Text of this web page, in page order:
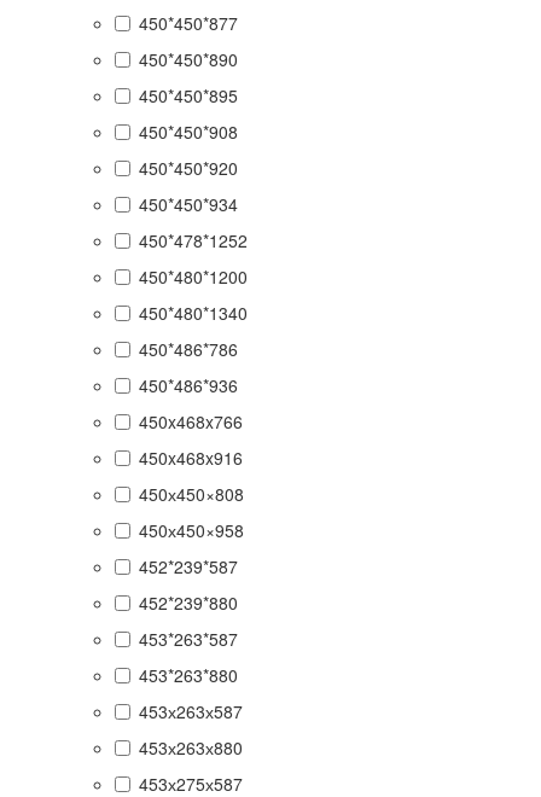
450*450*877
450*450*890
450*450*895
450*450*908
450*450*920
450*450*934
450*478*1252
450*480*1200
450*480*1340
450*486*786
450*486*936
450x468x766
450x468x916
450х450×808
450х450×958
452*239*587
452*239*880
453*263*587
453*263*880
453х263х587
453х263х880
453х275х587